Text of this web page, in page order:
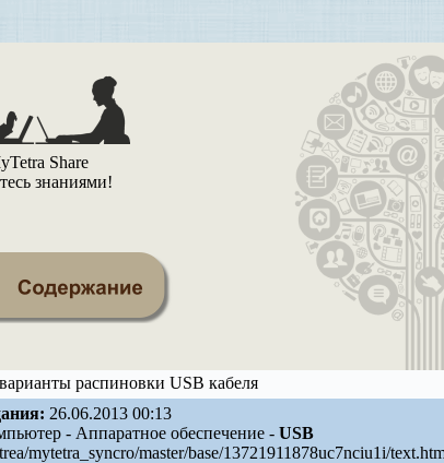
Share
знаниями!
распиновки USB кабеля
26.06.2013 00:13
- Аппаратное обеспечение - USB
mytetra_syncro/master/base/13721911878uc7nciu1i/